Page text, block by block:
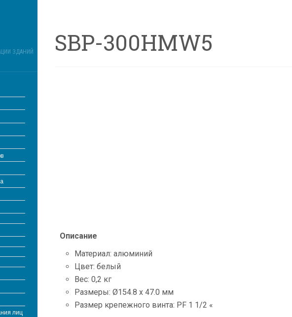
ЗДАНИЙ
лиц
SBP-300HMW5
Описание
Материал: алюминий
Цвет: белый
Вес: 0,2 кг
Размеры: Ø154.8 x 47.0 мм
Размер крепежного винта: PF 1 1/2 «